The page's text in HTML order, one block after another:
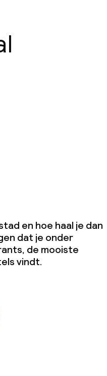
en hoe haal je dan
dat je onder
de mooiste
vindt.